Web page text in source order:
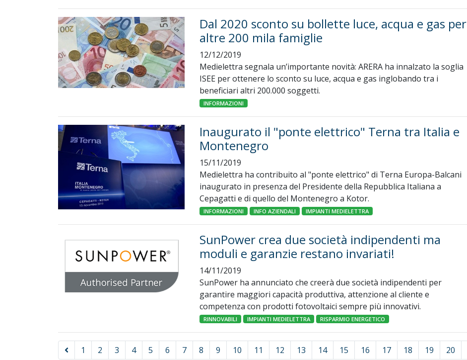
Dal 2020 sconto su bollette luce, acqua e gas per
altre 200 mila famiglie
12/12/2019
Medielettra segnala un’importante novità: ARERA ha innalzato la soglia
ISEE per ottenere lo sconto su luce, acqua e gas inglobando tra i
beneficiari altri 200.000 soggetti.
INFORMAZIONI
Inaugurato il "ponte elettrico" Terna tra Italia e
Montenegro
15/11/2019
Medielettra ha contribuito al "ponte elettrico" di Terna Europa-Balcani
inaugurato in presenza del Presidente della Repubblica Italiana a
Cepagatti e di quello del Montenegro a Kotor.
INFORMAZIONI INFO AZIENDALI IMPIANTI MEDIELETTRA
SunPower crea due società indipendenti ma
moduli e garanzie restano invariati!
14/11/2019
SunPower ha annunciato che creerà due società indipendenti per
garantire maggiori capacità produttiva, attenzione al cliente e
competenza con prodotti fotovoltaici sempre più innovativi.
RINNOVABILI IMPIANTI MEDIELETTRA RISPARMIO ENERGETICO
1 2 3 4 5 6 7 8 9 10 11 12 13 14 15 16 17 18 19 20